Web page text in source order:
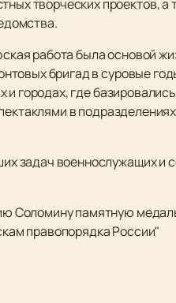
творческих проектов, а
работа была основой
бригад в суровые
городах, где
в
задач военнослужащих и
Соломину памятную
правопорядка России"